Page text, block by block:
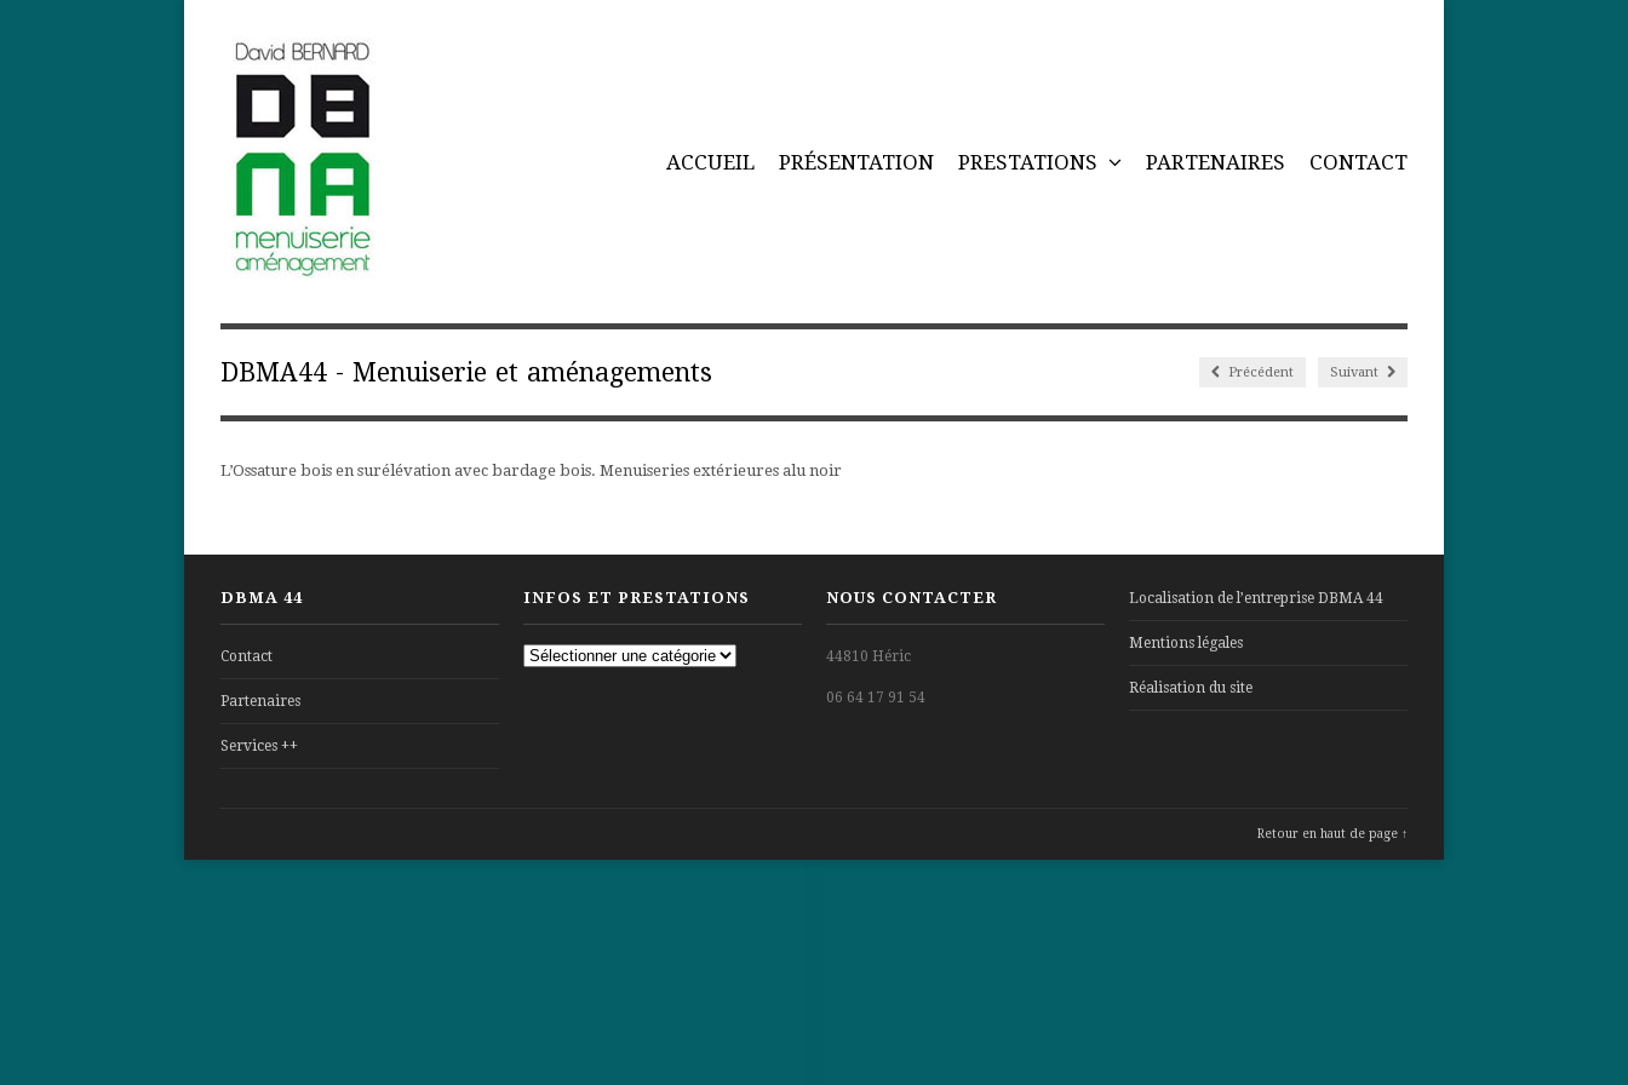
ACCUEIL PRÉSENTATION PRESTATIONS PARTENAIRES CONTACT
DBMA44 - Menuiserie et aménagements Précédent Suivant
L’Ossature bois en surélévation avec bardage bois. Menuiseries extérieures alu noir
DBMA 44
Contact
Partenaires
Services ++
INFOS ET PRESTATIONS
Infos
NOUS CONTACTER
44810 Héric
06 64 17 91 54
Localisation de l’entreprise DBMA 44
Mentions légales
Réalisation du site
Retour en haut de page ↑